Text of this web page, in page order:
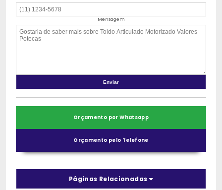
Mensagem
Orçamento por Whatsapp
Orçamento pelo Telefone
Páginas Relacionadas